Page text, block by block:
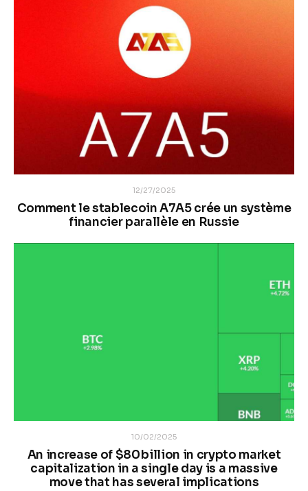
12/27/2025
Comment le stablecoin A7A5 crée un système
financier parallèle en Russie
10/02/2025
An increase of $80 billion in crypto market
capitalization in a single day is a massive
move that has several implications